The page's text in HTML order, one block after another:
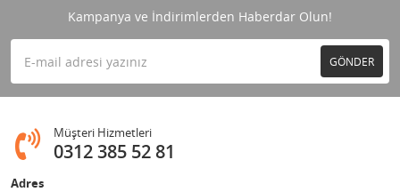
Kampanya ve İndirimlerden Haberdar Olun!
GÖNDER
Müşteri Hizmetleri
0312 385 52 81
Adres